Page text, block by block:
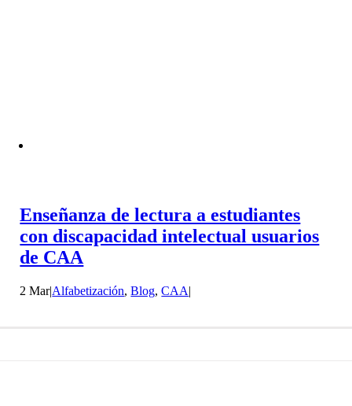
Enseñanza de lectura a estudiantes
con discapacidad intelectual usuarios
de CAA
2 Mar|Alfabetización,Blog,CAA|